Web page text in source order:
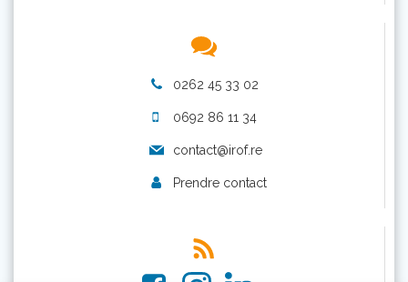
0262 45 33 02
0692 86 11 34
contact@irof.re
Prendre contact